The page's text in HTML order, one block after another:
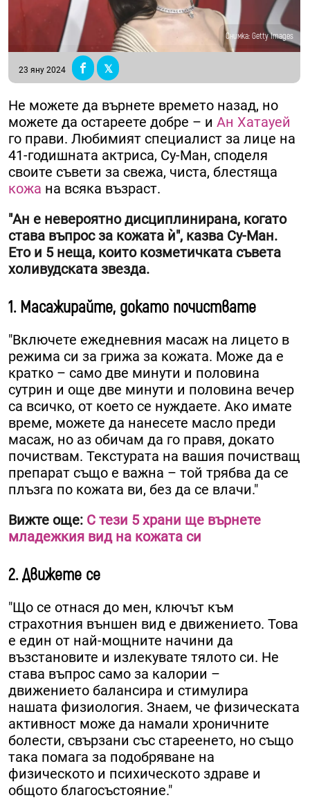
Снимка: Getty Images
23 яну 2024
Не можете да върнете времето назад, но
можете да остареете добре – и Ан Хатауей
го прави. Любимият специалист за лице на
41-годишната актриса, Су-Ман, споделя
своите съвети за свежа, чиста, блестяща
кожа на всяка възраст.
"Ан е невероятно дисциплинирана, когато
става въпрос за кожата ѝ", казва Су-Ман.
Ето и 5 неща, които козметичката съвета
холивудската звезда.
1. Масажирайте, докато почиствате
"Включете ежедневния масаж на лицето в
режима си за грижа за кожата. Може да е
кратко – само две минути и половина
сутрин и още две минути и половина вечер
са всичко, от което се нуждаете. Ако имате
време, можете да нанесете масло преди
масаж, но аз обичам да го правя, докато
почиствам. Текстурата на вашия почистващ
препарат също е важна – той трябва да се
плъзга по кожата ви, без да се влачи."
Вижте още: С тези 5 храни ще върнете
младежкия вид на кожата си
2. Движете се
"Що се отнася до мен, ключът към
страхотния външен вид е движението. Това
е един от най-мощните начини да
възстановите и излекувате тялото си. Не
става въпрос само за калории –
движението балансира и стимулира
нашата физиология. Знаем, че физическата
активност може да намали хроничните
болести, свързани със стареенето, но също
така помага за подобряване на
физическото и психическото здраве и
общото благосъстояние."